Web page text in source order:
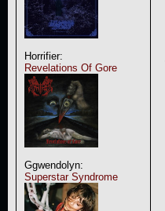
Horrifier:
Revelations Of Gore
Ggwendolyn:
Superstar Syndrome